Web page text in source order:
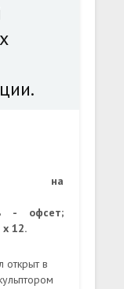
на
- офсет;
12.
открыт в